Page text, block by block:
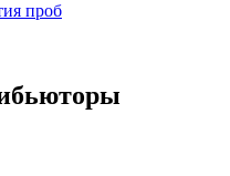
проб